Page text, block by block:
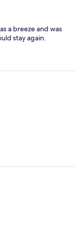
a breeze and was
stay again.